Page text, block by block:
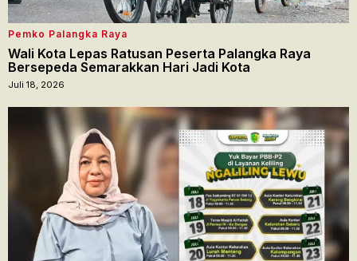
Pemko Palangka Raya
Wali Kota Lepas Ratusan Peserta Palangka Raya
Bersepeda Semarakkan Hari Jadi Kota
Juli 18, 2026